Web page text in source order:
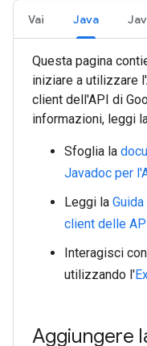
Vai Java
Questa pagina
iniziare a utilizzare
client dell'API di
informazioni, leggi
Sfoglia la
Javadoc per
Leggi la
client delle
Interagisci
utilizzando l'
Aggiungere